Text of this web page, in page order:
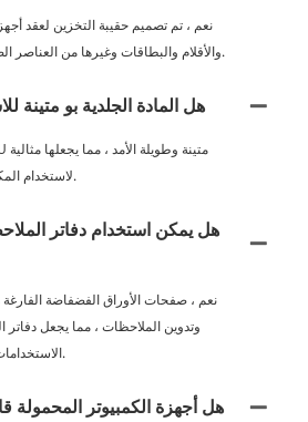
نعم ، تم تصميم حقيبة التخزين لعقد
والأقلام والبطاقات وغيرها من العناصر الصغيرة للتنظيم المريح.
هل المادة الجلدية بو متينة
لاستخدام المكاتب اليومية والتجارية.
هل يمكن استخدام دفاتر
نعم ، صفحات الأوراق الفضفاضة
وتدوين الملاحظات ، مما يجعل دفاتر
الاستخدامات لاستخدامات مختلفة.
هل أجهزة الكمبيوتر المحمولة